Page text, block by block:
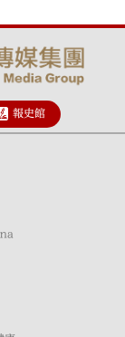
報史館